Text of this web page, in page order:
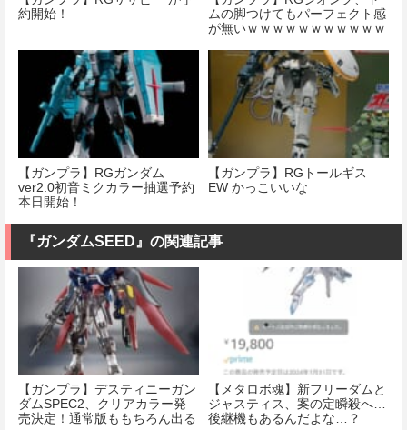
約開始！
ムの脚つけてもパーフェクト感
が無いｗｗｗｗｗｗｗｗｗｗｗ
【ガンプラ】RGガンダム
ver2.0初音ミクカラー抽選予約
本日開始！
【ガンプラ】RGトールギス
EW かっこいいな
『ガンダムSEED』の関連記事
【ガンプラ】デスティニーガン
ダムSPEC2、クリアカラー発
売決定！通常版ももちろん出る
【メタロボ魂】新フリーダムと
ジャスティス、案の定瞬殺へ…
後継機もあるんだよな…？